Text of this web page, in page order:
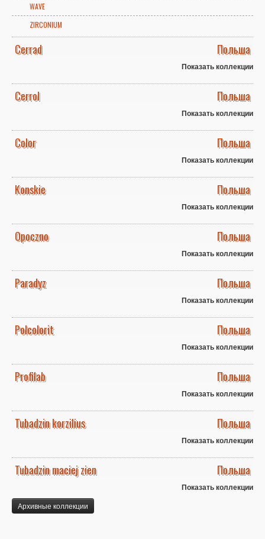
WAVE
ZIRCONIUM
Cerrad Польша
Показать коллекции
Cerrol Польша
Показать коллекции
Color Польша
Показать коллекции
Konskie Польша
Показать коллекции
Opoczno Польша
Показать коллекции
Paradyz Польша
Показать коллекции
Polcolorit Польша
Показать коллекции
Profilab Польша
Показать коллекции
Tubadzin korzilius Польша
Показать коллекции
Tubadzin maciej zien Польша
Показать коллекции
Архивные коллекции